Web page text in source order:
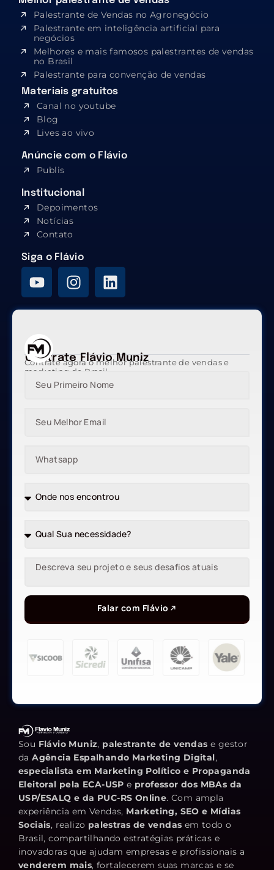
Palestrante de Vendas no Agronegócio
Palestrante em inteligência artificial para
negócios
Melhores e mais famosos palestrantes de vendas
no Brasil
Palestrante para convenção de vendas
Materiais gratuitos
Canal no youtube
Blog
Lives ao vivo
Anúncie com o Flávio
Publis
Institucional
Depoimentos
Notícias
Contato
Siga o Flávio
Contrate Flávio Muniz
Contrate agora o melhor palestrante de vendas e
marketing do Brasil
Falar com Flávio
Sou Flávio Muniz, palestrante de vendas e gestor
daAgência Espalhando Marketing Digital,
especialista em Marketing Político e Propaganda
Eleitoral pela ECA-USP e professor dos MBAs da
USP/ESALQ e da PUC-RS Online. Com ampla
experiência em Vendas, Marketing, SEO e Mídias
Sociais, realizo palestras de vendas em todo o
Brasil, compartilhando estratégias práticas e
inovadoras que ajudam empresas e profissionais a
venderem mais, fortalecerem suas marcas e se